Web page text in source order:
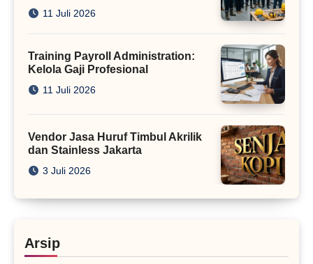
11 Juli 2026
Training Payroll Administration:
Kelola Gaji Profesional
11 Juli 2026
Vendor Jasa Huruf Timbul Akrilik
dan Stainless Jakarta
3 Juli 2026
Arsip